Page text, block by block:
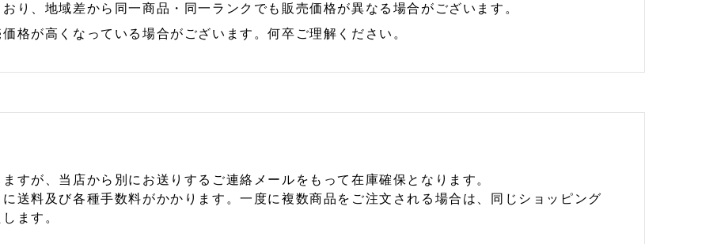
り、地域差から同一商品・同一ランクでも販売価格が異なる場合がございます。
格が高くなっている場合がございます。何卒ご理解ください。
すが、当店から別にお送りするご連絡メールをもって在庫確保となります。
送料及び各種手数料がかかります。一度に複数商品をご注文される場合は、同じショッピング
ます。